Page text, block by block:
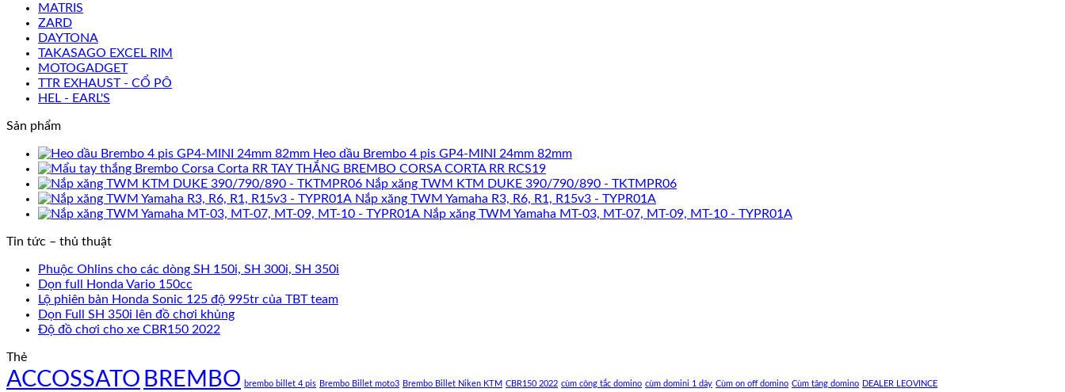
MATRIS
ZARD
DAYTONA
TAKASAGO EXCEL RIM
MOTOGADGET
TTR EXHAUST - CỔ PÔ
HEL - EARL'S
Sản phẩm
Heo dầu Brembo 4 pis GP4-MINI 24mm 82mm
TAY THẮNG BREMBO CORSA CORTA RR RCS19
Nắp xăng TWM KTM DUKE 390/790/890 - TKTMPR06
Nắp xăng TWM Yamaha R3, R6, R1, R15v3 - TYPR01A
Nắp xăng TWM Yamaha MT-03, MT-07, MT-09, MT-10 - TYPR01A
Tin tức – thủ thuật
Phuộc Ohlins cho các dòng SH 150i, SH 300i, SH 350i
Dọn full Honda Vario 150cc
Lộ phiên bản Honda Sonic 125 độ 995tr của TBT team
Dọn Full SH 350i lên đồ chơi khủng
Độ đồ chơi cho xe CBR150 2022
Thẻ
ACCOSSATO BREMBO brembo billet 4 pis Brembo Billet moto3 Brembo Billet Niken KTM CBR150 2022 cùm công tắc domino cùm domini 1 dây Cùm on off domino Cùm tăng domino DEALER LEOVINCE